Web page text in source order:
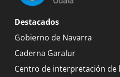
Destacados
Gobierno de Navarra
Caderna Garalur
Centro de interpretación de